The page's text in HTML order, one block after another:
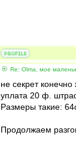
Re: Olma, мое
не секрет
уплата 20 ф.
Размеры такие:
Продолжаем